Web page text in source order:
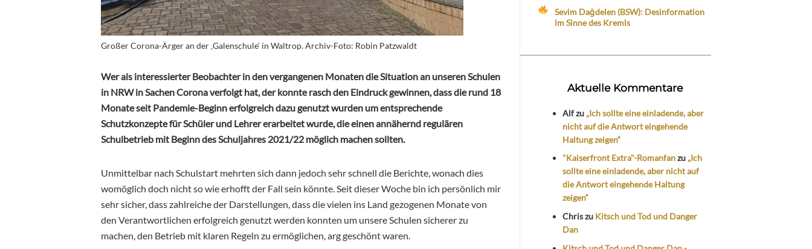
Großer Corona-Ärger an der ‚Galenschule‘ in Waltrop. Archiv-Foto: Robin Patzwaldt
Wer als interessierter Beobachter in den vergangenen Monaten die Situation an unseren Schulen
in NRW in Sachen Corona verfolgt hat, der konnte rasch den Eindruck gewinnen, dass die rund 18
Monate seit Pandemie-Beginn erfolgreich dazu genutzt wurden um entsprechende
Schutzkonzepte für Schüler und Lehrer erarbeitet wurde, die einen annähernd regulären
Schulbetrieb mit Beginn des Schuljahres 2021/22 möglich machen sollten.
Unmittelbar nach Schulstart mehrten sich dann jedoch sehr schnell die Berichte, wonach dies
womöglich doch nicht so wie erhofft der Fall sein könnte. Seit dieser Woche bin ich persönlich mir
sehr sicher, dass zahlreiche der Darstellungen, dass die vielen ins Land gezogenen Monate von
den Verantwortlichen erfolgreich genutzt werden konnten um unsere Schulen sicherer zu
machen, den Betrieb mit klaren Regeln zu ermöglichen, arg geschönt waren.
Sevim Dağdelen (BSW): Desinformation
im Sinne des Kremls
Aktuelle Kommentare
Alfzu „Ich sollte eine einladende, aber
nicht auf die Antwort eingehende
Haltung zeigen“
"Kaiserfront Extra"-Romanfanzu „Ich
sollte eine einladende, aber nicht auf
die Antwort eingehende Haltung
zeigen“
Chriszu Kitsch und Tod und Danger
Dan